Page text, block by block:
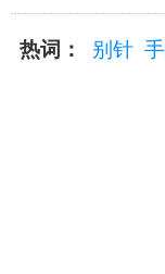
热词： 别针